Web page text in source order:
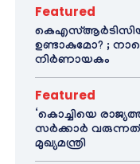
Featured
ഉണ്ടാകുമോ? ;
നിർണായകം
Featured
‘കൊച്ചിയെ
സർക്കാർ വരുന്നത്
മുഖ്യമന്ത്രി